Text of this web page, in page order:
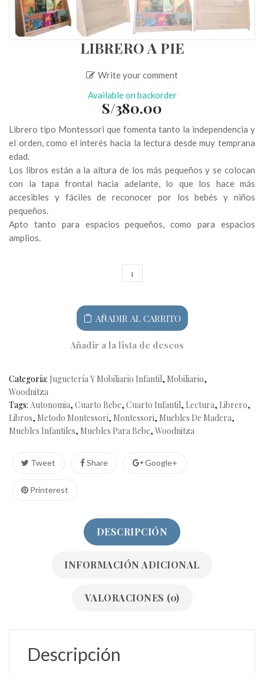
LIBRERO A PIE
Write your comment
Available on backorder
S/380.00
Librero tipo Montessori que fomenta tanto la independencia y
el orden, como el interés hacia la lectura desde muy temprana
edad.
Los libros están a la altura de los más pequeños y se colocan
con la tapa frontal hacia adelante, lo que los hace más
accesibles y fáciles de reconocer por los bebés y niños
pequeños.
Apto tanto para espacios pequeños, como para espacios
amplios.
Librero
a
cantidad
AÑADIR AL CARRITO
Añadir a la lista de deseos
Categoría: Juguetería Y Mobiliario Infantil, Mobiliario,
Woodnitza
Tags: Autonomia, Cuarto Bebe, Cuarto Infantil, Lectura, Librero,
Libros, Metodo Montessori, Montessori, Muebles De Madera,
Muebles Infantiles, Muebles Para Bebe, Woodnitza
Tweet Share Google+
Printerest
DESCRIPCIÓN
INFORMACIÓN ADICIONAL
VALORACIONES (0)
Descripción